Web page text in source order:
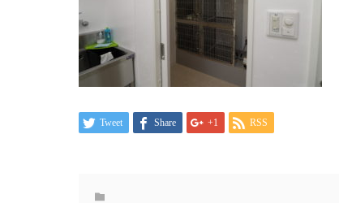
Tweet Share +1 RSS